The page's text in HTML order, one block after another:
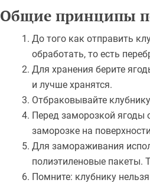
Общие принципы
До того как отправить
обработать, то есть
Для хранения берите
и лучше хранятся.
Отбраковывайте
Перед заморозкой ягоды
заморозке на
Для замораживания
полиэтиленовые пакеты.
Помните: клубнику